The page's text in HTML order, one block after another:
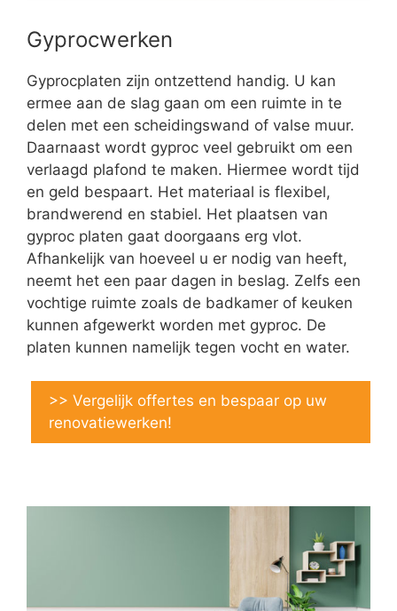
Gyprocwerken
Gyprocplaten zijn ontzettend handig. U kan
ermee aan de slag gaan om een ruimte in te
delen met een scheidingswand of valse muur.
Daarnaast wordt gyproc veel gebruikt om een
verlaagd plafond te maken. Hiermee wordt tijd
en geld bespaart. Het materiaal is flexibel,
brandwerend en stabiel. Het plaatsen van
gyproc platen gaat doorgaans erg vlot.
Afhankelijk van hoeveel u er nodig van heeft,
neemt het een paar dagen in beslag. Zelfs een
vochtige ruimte zoals de badkamer of keuken
kunnen afgewerkt worden met gyproc. De
platen kunnen namelijk tegen vocht en water.
>> Vergelijk offertes en bespaar op uw
renovatiewerken!